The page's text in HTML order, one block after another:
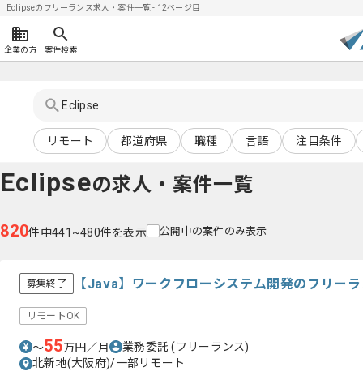
Eclipseのフリーランス求人・案件一覧 - 12ページ目
企業の方 案件検索
リモート 都道府県 職種 言語 注目条件
Eclipseの求人・案件一覧
820件中441~480件を表示 公開中の案件のみ表示
募集終了 【Java】ワークフローシステム開発のフリー
リモートOK
〜55万円／月 業務委託(フリーランス)
北新地(大阪府)/一部リモート